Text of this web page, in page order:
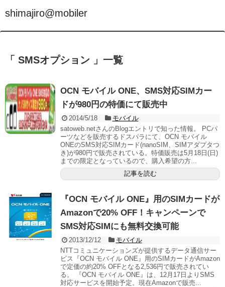
shimajiro@mobiler
「 SMSオプション 」一覧
OCN モバイル ONE、SMS対応SIMカー
ドが980円の特価にて販売中
2014/5/18
モバイル
satoweb.netさんのBlogエントリで知った情報。 PCパ
ーツなどを販売するドスパラにて、OCN モバイル
ONEのSMS対応SIMカード(nanoSIM、SIMアダプタつ
き)が980円で販売されている。特価販売は5月18日(日)
までの限定となっているので、購入希望の方...
記事を読む
『OCN モバイル ONE』用のSIMカードが
Amazonで20% OFF！キャンペーンで
SMS対応SIMにも無料交換可能
2013/12/12
モバイル
NTTコミュニケーションズが提供するデータ通信サー
ビス『OCN モバイル ONE』用のSIMカードがAmazon
で定価の約20% OFFとなる2,536円で販売されてい
る。 『OCN モバイル ONE』は、12月17日よりSMS
対応サービスを開始予定。現在Amazonで販売...